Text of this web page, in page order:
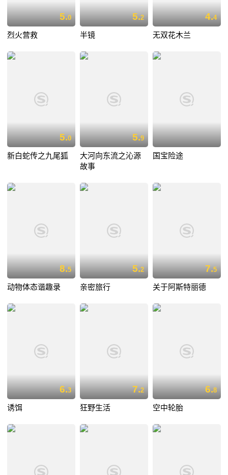
5.0
烈火营救
5.2
半镜
4.4
无双花木兰
5.0
新白蛇传之九尾狐
5.9
大河向东流之沁源
故事
国宝险途
8.5
动物体态谐趣录
5.2
亲密旅行
7.5
关于阿斯特丽德
6.3
诱饵
7.2
狂野生活
6.8
空中轮胎